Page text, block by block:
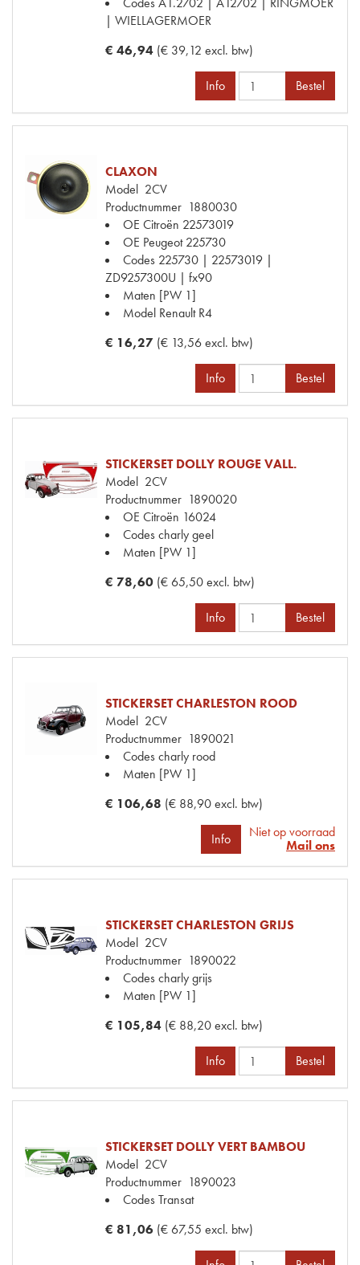
| WIELLAGERMOER
€ 46,94 (€ 39,12 excl. btw)
Info Bestel
CLAXON
Model 2CV
Productnummer 1880030
OE Citroën 22573019
OE Peugeot 225730
Codes 225730 | 22573019 |
ZD9257300U | fx90
Maten [PW 1]
Model Renault R4
€ 16,27 (€ 13,56 excl. btw)
Info Bestel
STICKERSET DOLLY ROUGE VALL.
Model 2CV
Productnummer 1890020
OE Citroën 16024
Codescharly geel
Maten [PW 1]
€ 78,60 (€ 65,50 excl. btw)
Info Bestel
STICKERSET CHARLESTON ROOD
Model 2CV
Productnummer 1890021
Codescharly rood
Maten [PW 1]
€ 106,68 (€ 88,90 excl. btw)
Info
Niet op voorraad
Mail ons
STICKERSET CHARLESTON GRIJS
Model 2CV
Productnummer 1890022
Codescharly grijs
Maten [PW 1]
€ 105,84 (€ 88,20 excl. btw)
Info Bestel
STICKERSET DOLLY VERT BAMBOU
Model 2CV
Productnummer 1890023
CodesTransat
€ 81,06 (€ 67,55 excl. btw)